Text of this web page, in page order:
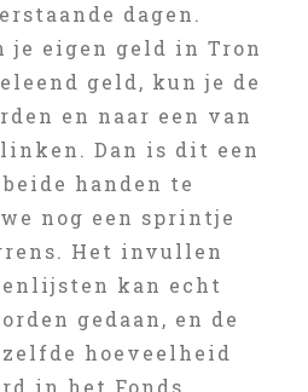
dagen.
je eigen geld in Tron
geld, kun je de
en naar een van
Dan is dit een
handen te
nog een sprintje
Het invullen
kan echt
gedaan, en de
hoeveelheid
in het Fonds